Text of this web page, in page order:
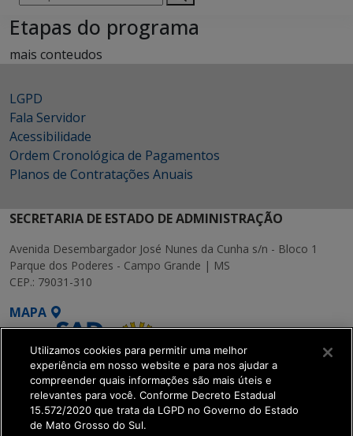
por:
Etapas do programa
mais conteudos
LGPD
Fala Servidor
Acessibilidade
Ordem Cronológica de Pagamentos
Planos de Contratações Anuais
SECRETARIA DE ESTADO DE ADMINISTRAÇÃO
Avenida Desembargador José Nunes da Cunha s/n - Bloco 1
Parque dos Poderes - Campo Grande | MS
CEP.: 79031-310
MAPA
SETDIG | Secretaria-
Utilizamos cookies para permitir uma melhor
experiência em nosso website e para nos ajudar a
compreender quais informações são mais úteis e
relevantes para você. Conforme Decreto Estadual
15.572/2020 que trata da LGPD no Governo do Estado
de Mato Grosso do Sul.